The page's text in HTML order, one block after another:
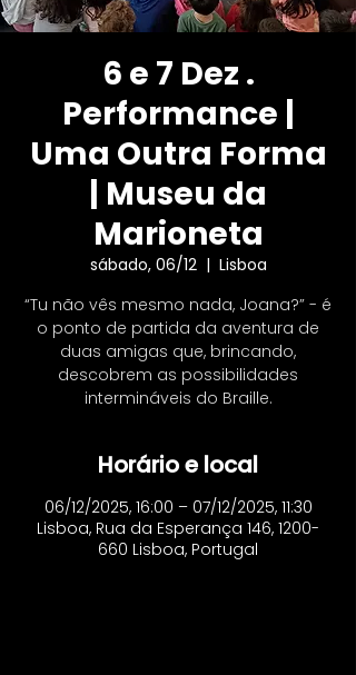
6 e 7 Dez .
Performance |
Uma Outra Forma
| Museu da
Marioneta
sábado, 06/12
  |
Lisboa
“Tu não vês mesmo nada, Joana?” - é
o ponto de partida da aventura de
duas amigas que, brincando,
descobrem as possibilidades
intermináveis do Braille.
Horário e local
06/12/2025, 16:00 – 07/12/2025, 11:30
Lisboa, Rua da Esperança 146, 1200-
660 Lisboa, Portugal